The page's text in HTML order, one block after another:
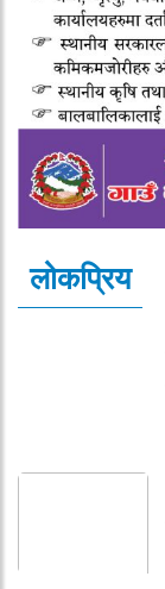
लोकप्रिय